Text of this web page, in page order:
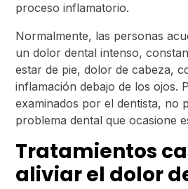
proceso inflamatorio.
Normalmente, las personas
un dolor dental intenso,
estar de pie, dolor de cabeza,
inflamación debajo de los ojos.
examinados por el dentista, no
problema dental que ocasione
Tratamientos
aliviar el dolor